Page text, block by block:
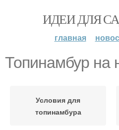
ИДЕИ ДЛЯ
главная
Топинамбур на
Условия для
топинамбура